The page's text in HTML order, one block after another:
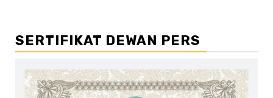
SERTIFIKAT DEWAN PERS